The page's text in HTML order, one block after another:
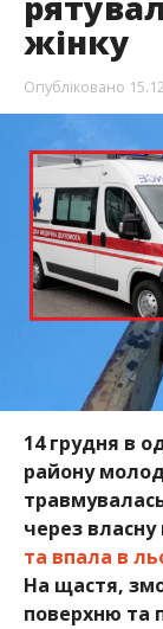
жінку
Опубліковано
14 грудня в
району
через власну
та впала в
На щастя,
поверхню та